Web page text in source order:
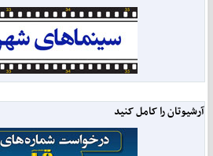
آرشیوتان را کامل کنید